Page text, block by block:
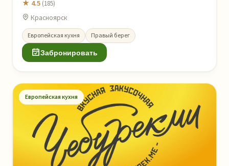
★ 4.5 (185)
Красноярск
Европейская кухня Правый берег
Забронировать
Европейская кухня